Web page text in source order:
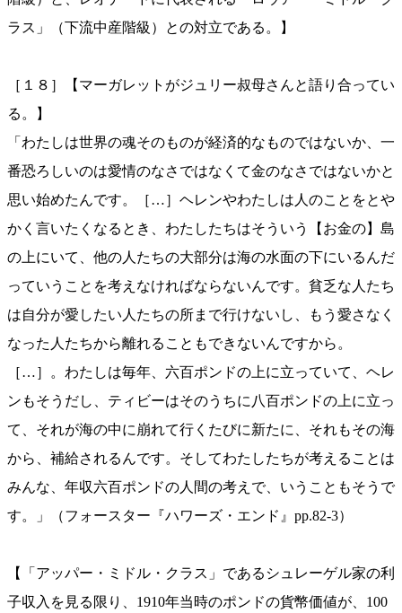
ラス」（下流中産階級）との対立である。】
［１８］【マーガレットがジュリー叔母さんと語り合ってい
る。】
「わたしは世界の魂そのものが経済的なものではないか、一
番恐ろしいのは愛情のなさではなくて金のなさではないかと
思い始めたんです。［…］ヘレンやわたしは人のことをとや
かく言いたくなるとき、わたしたちはそういう【お金の】島
の上にいて、他の人たちの大部分は海の水面の下にいるんだ
っていうことを考えなければならないんです。貧乏な人たち
は自分が愛したい人たちの所まで行けないし、もう愛さなく
なった人たちから離れることもできないんですから。
［…］。わたしは毎年、六百ポンドの上に立っていて、ヘレ
ンもそうだし、ティビーはそのうちに八百ポンドの上に立っ
て、それが海の中に崩れて行くたびに新たに、それもその海
から、補給されるんです。そしてわたしたちが考えることは
みんな、年収六百ポンドの人間の考えで、いうこともそうで
す。」（フォースター『ハワーズ・エンド』pp.82-3）
【「アッパー・ミドル・クラス」であるシュレーゲル家の利
子収入を見る限り、1910年当時のポンドの貨幣価値が、100